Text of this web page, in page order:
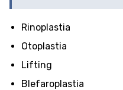
Rinoplastia
Otoplastia
Lifting
Blefaroplastia